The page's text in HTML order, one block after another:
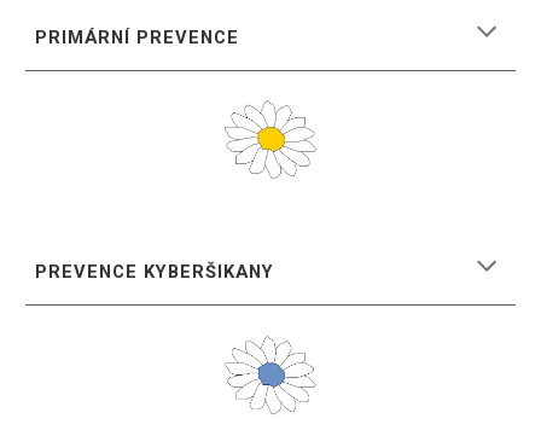
PRIMÁRNÍ PREVENCE
PREVENCE KYBERŠIKANY